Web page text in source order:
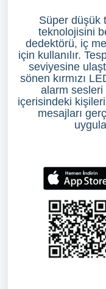
Süper düşük
teknolojisini
dedektörü, iç
için kullanılır.
seviyesine
sönen kırmızı
alarm sesleri
içerisindeki
mesajları